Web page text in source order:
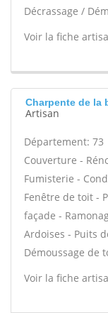
Décrassage /
Voir la fiche
Charpente de la
Artisan
Département: 73
Couverture -
Fumisterie -
Fenêtre de toit -
façade -
Ardoises - Puits
Démoussage de
Voir la fiche